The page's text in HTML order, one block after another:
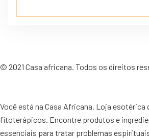
© 2021 Casa africana. Todos os direitos
Você está na Casa Africana. Loja esotérica
fitoterápicos. Encontre produtos e
essenciais para tratar problemas